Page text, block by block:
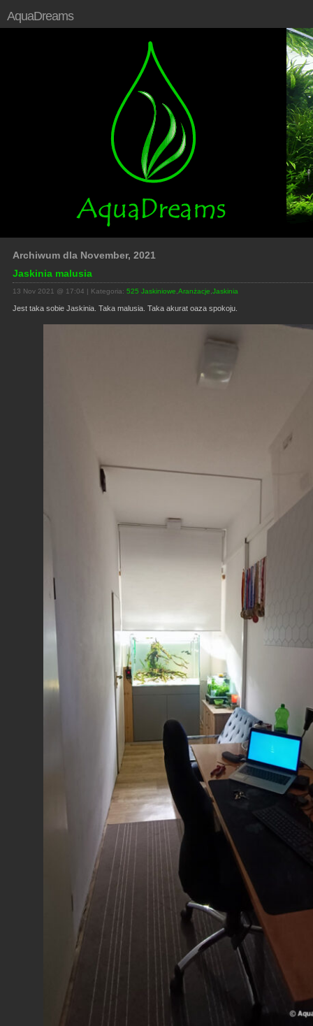
AquaDreams
Archiwum dla November, 2021
Jaskinia malusia
13 Nov 2021 @ 17:04 | Kategoria: 525 Jaskiniowe Aranżacje Jaskinia
Jest taka sobie Jaskinia. Taka malusia. Taka akurat oaza spokoju.